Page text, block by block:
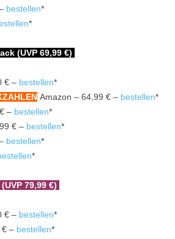
bestellen*
*
(UVP 69,99 €)
€ – bestellen*
Amazon – 64,99 € – bestellen*
– bestellen*
€ – bestellen*
bestellen*
*
79,99 €)
€ – bestellen*
– bestellen*